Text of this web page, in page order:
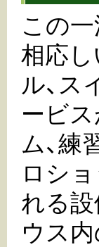
この
相応し
ル、
ービ
ム、練
ロシ
れる
ウス